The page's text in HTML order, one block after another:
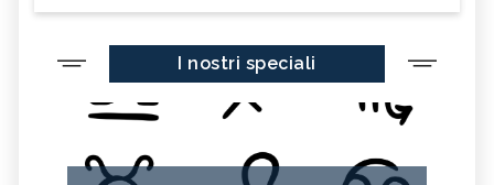
I nostri speciali